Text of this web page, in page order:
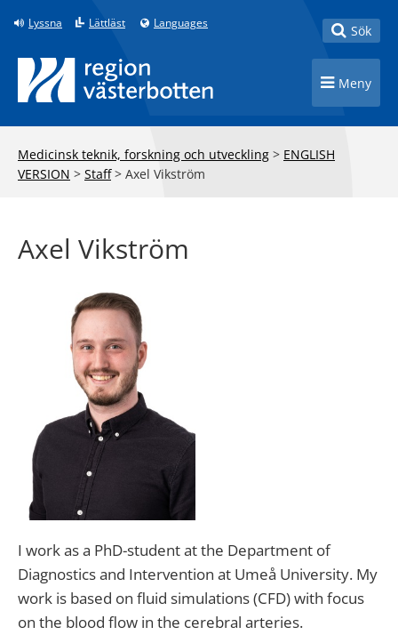
Till innehåll på sidan
Lyssna Lättläst Languages Toggle
Sök
Toggle
Meny
Medicinsk teknik, forskning och utveckling > ENGLISH
VERSION > Staff> Axel Vikström
Axel Vikström
I work as a PhD-student at the Department of
Diagnostics and Intervention at Umeå University. My
work is based on fluid simulations (CFD) with focus
on the blood flow in the cerebral arteries.